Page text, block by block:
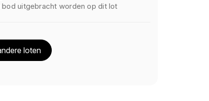
bod uitgebracht worden op dit lot
loten